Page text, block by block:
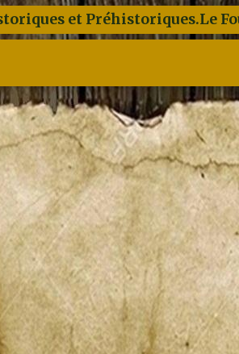
et Préhistoriques.Le